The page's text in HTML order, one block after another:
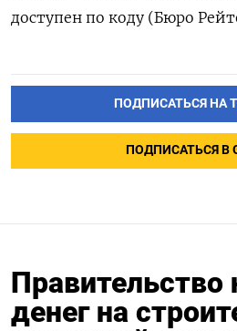
доступен по коду (Бюро
ПОДПИСАТЬСЯ НА
ПОДПИСАТЬСЯ В
Правительство
денег на